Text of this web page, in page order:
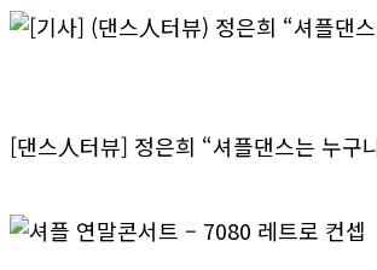
[댄스人터뷰] 정은희 “셔플댄스는 누